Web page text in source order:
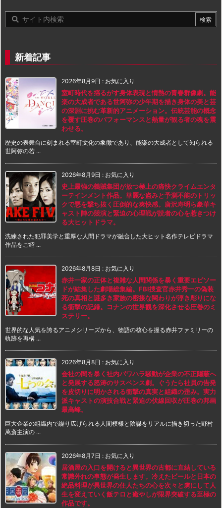
新着記事
2026年8月9日 : お気に入り
室町時代を揺るがす身体表現と情熱の青春群像劇。能
楽の大成者である世阿弥の少年期を描き身体の美と芸
の深淵に挑む革新的アニメーション。伝統芸能の概念
を覆す圧巻のパフォーマンスと熱量が観る者の魂を震
わせる。
歴史の表舞台に刻まれる室町文化の象徴であり、能楽の大成者として知られる
世阿弥の若 ...
2026年8月9日 : お気に入り
史上最強の義賊集団が放つ極上の痛快クライムエンタ
ーテインメント作品。華麗な盗みと予測不能のトリッ
クで悪を撃ち抜く圧倒的な爽快感。唐沢寿明ら豪華キ
ャスト陣の競演と緊迫の心理戦が読者の心を惹きつけ
る大ヒットドラマ。
洗練された犯罪美学と重厚な人間ドラマが融合した大ヒット名作テレビドラマ
作品をご紹 ...
2026年8月8日 : お気に入り
赤井一家の正体と複雑な人間関係を暴く重要エピソー
ドが結集した劇場総集編。FBI捜査官赤井秀一の偽装
死の真相と謎多き家族の密接な関わりが浮き彫りにな
る衝撃の記録。コナンの世界観を深化させる圧巻のミ
ステリー。
世界的な人気を誇るアニメシリーズから、物語の核心を握る赤井ファミリーの
軌跡を再構 ...
2026年8月8日 : お気に入り
会社の闇を暴く社内パワハラ騒動が企業の不正隠蔽へ
と発展する怒涛のサスペンス劇。ぐうたら社員の告発
を皮切りに明かされる衝撃の真実と組織の歪み。実力
派キャストの演技合戦と緊迫の伏線回収が圧巻の邦画
最高峰。
巨大企業の組織内で繰り広げられる人間模様と陰謀をリアルに描き切った野村
萬斎主演の ...
2026年8月7日 : お気に入り
居酒屋の入口を開けると異世界の古都に直結している
常識外れの事態が発生します。冷えたビールと日本の
絶品料理が異世界の住人たちの心を次々と虜にして人
生を変えていく飯テロと癒やしが限界突破する至極の
作品です。